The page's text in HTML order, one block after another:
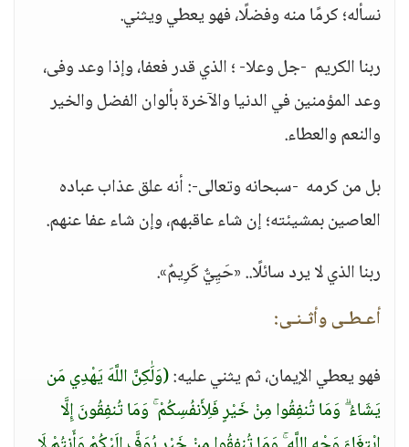
نسأله؛ كرمًا منه وفضلًا، فهو يعطي ويثني.
ربنا الكريم -جل وعلا- ؛ الذي قدر فعفا، وإذا وعد وفى،
وعد المؤمنين في الدنيا والآخرة بألوان الفضل والخير
والنعم والعطاء.
بل من كرمه -سبحانه وتعالى-: أنه علق عذاب عباده
العاصين بمشيئته؛ إن شاء عاقبهم، وإن شاء عفا عنهم.
ربنا الذي لا يرد سائلًا.. «حَيِيٌّ كَرِيمٌ».
أعـطـى وأثـنـى:
فهو يعطي الإيمان، ثم يثني عليه:(وَلَٰكِنَّ اللَّهَ يَهْدِي مَن
يَشَاءُ ۗ وَمَا تُنفِقُوا مِنْ خَيْرٍ فَلِأَنفُسِكُمْ ۚ وَمَا تُنفِقُونَ إِلَّا